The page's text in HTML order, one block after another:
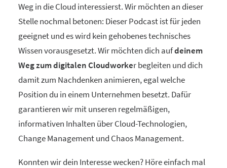
Weg in die Cloud interessierst. Wir möchten an dieser
Stelle nochmal betonen: Dieser Podcast ist für jeden
geeignet und es wird kein gehobenes technisches
Wissen vorausgesetzt. Wir möchten dich aufdeinem
Weg zum digitalen Cloudworker begleiten und dich
damit zum Nachdenken animieren, egal welche
Position du in einem Unternehmen besetzt. Dafür
garantieren wir mit unseren regelmäßigen,
informativen Inhalten über Cloud-Technologien,
Change Management und Chaos Management.
Konnten wir dein Interesse wecken? Höre einfach mal